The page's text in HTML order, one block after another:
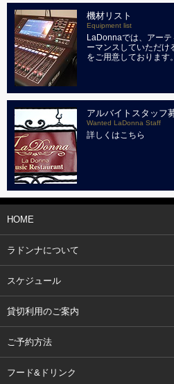
機材リスト
Equipment list
LaDonnaでは、アー
ーマンスしていただけ
をご用意しております。
アルバイトスタッフ
Wanted LaDonna Staff
詳しくはこちら
HOME
ラドンナについて
スケジュール
貸切利用のご案内
ご予約方法
フード&ドリンク